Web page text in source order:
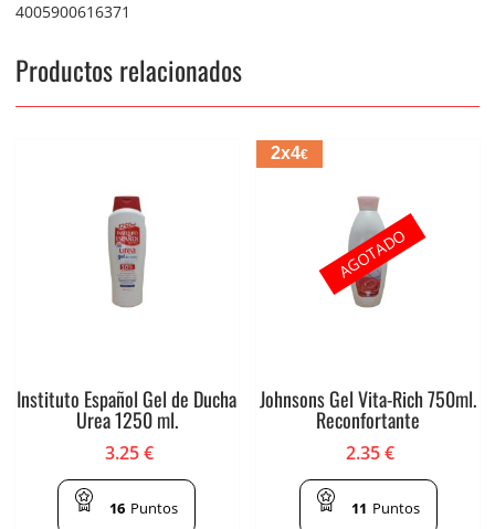
4005900616371
Productos relacionados
Instituto Español Gel de Ducha
Urea 1250 ml.
3.25€
16 Puntos
2x4€
Johnsons Gel Vita-Rich 750ml.
Reconfortante
2.35€
11 Puntos
AGOTADO